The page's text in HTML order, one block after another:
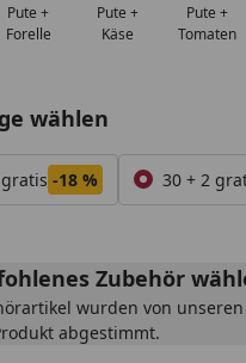
Pute +
Forelle
Pute +
Käse
Pute +
Tomaten
wählen
(2)-18 % 30 + 2
Zubehör
wurden von
abgestimmt.